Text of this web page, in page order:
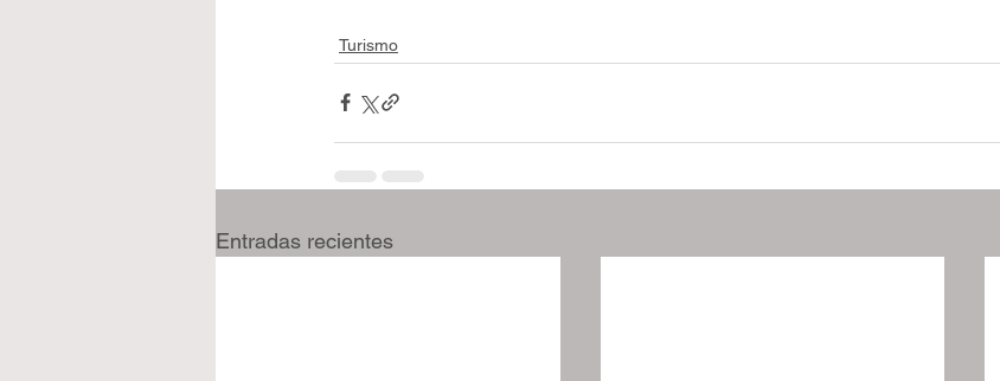
Turismo
Entradas recientes